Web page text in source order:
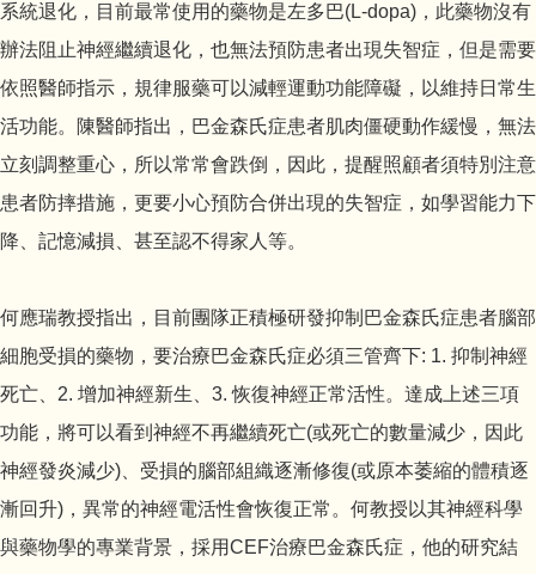
系統退化，目前最常使用的藥物是左多巴(L-dopa)，此藥物沒有
辦法阻止神經繼續退化，也無法預防患者出現失智症，但是需要
依照醫師指示，規律服藥可以減輕運動功能障礙，以維持日常生
活功能。陳醫師指出，巴金森氏症患者肌肉僵硬動作緩慢，無法
立刻調整重心，所以常常會跌倒，因此，提醒照顧者須特別注意
患者防摔措施，更要小心預防合併出現的失智症，如學習能力下
降、記憶減損、甚至認不得家人等。
何應瑞教授指出，目前團隊正積極研發抑制巴金森氏症患者腦部
細胞受損的藥物，要治療巴金森氏症必須三管齊下: 1. 抑制神經
死亡、2. 增加神經新生、3. 恢復神經正常活性。達成上述三項
功能，將可以看到神經不再繼續死亡(或死亡的數量減少，因此
神經發炎減少)、受損的腦部組織逐漸修復(或原本萎縮的體積逐
漸回升)，異常的神經電活性會恢復正常。何教授以其神經科學
與藥物學的專業背景，採用CEF治療巴金森氏症，他的研究結